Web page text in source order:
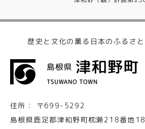
歴史と文化の薫る日本のふるさと
住所：
〒699-5292
島根県鹿足郡津和野町枕瀬218番地18